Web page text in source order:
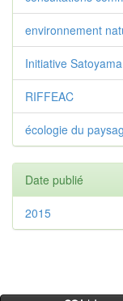
environnement
Initiative Satoyama
RIFFEAC
écologie du
Date publié
2015